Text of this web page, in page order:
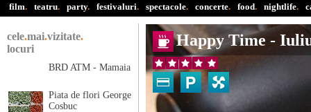
film. teatru. party. festivaluri. spectacole. concerte. food. nightlife.
Happy Time -
cele.mai.vizitate.
locuri
BRD ATM - Mamaia
Piata de flori George
Cosbuc